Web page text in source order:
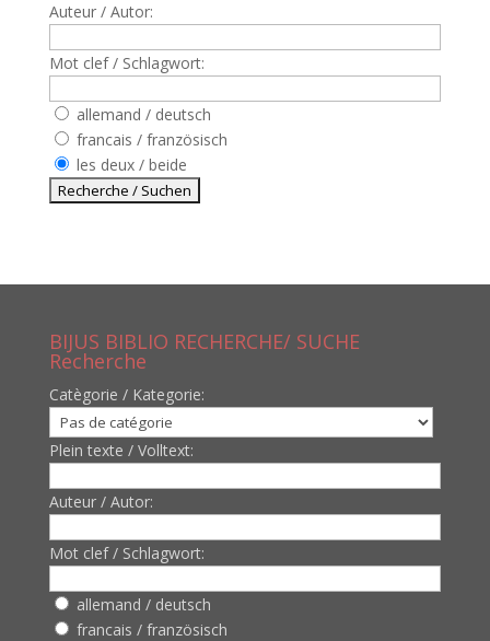
Auteur / Autor:
Mot clef / Schlagwort:
allemand / deutsch
francais / französisch
les deux / beide
BIJUS BIBLIO RECHERCHE/ SUCHE
Recherche
Catègorie / Kategorie:
Plein texte / Volltext:
Auteur / Autor:
Mot clef / Schlagwort:
allemand / deutsch
francais / französisch